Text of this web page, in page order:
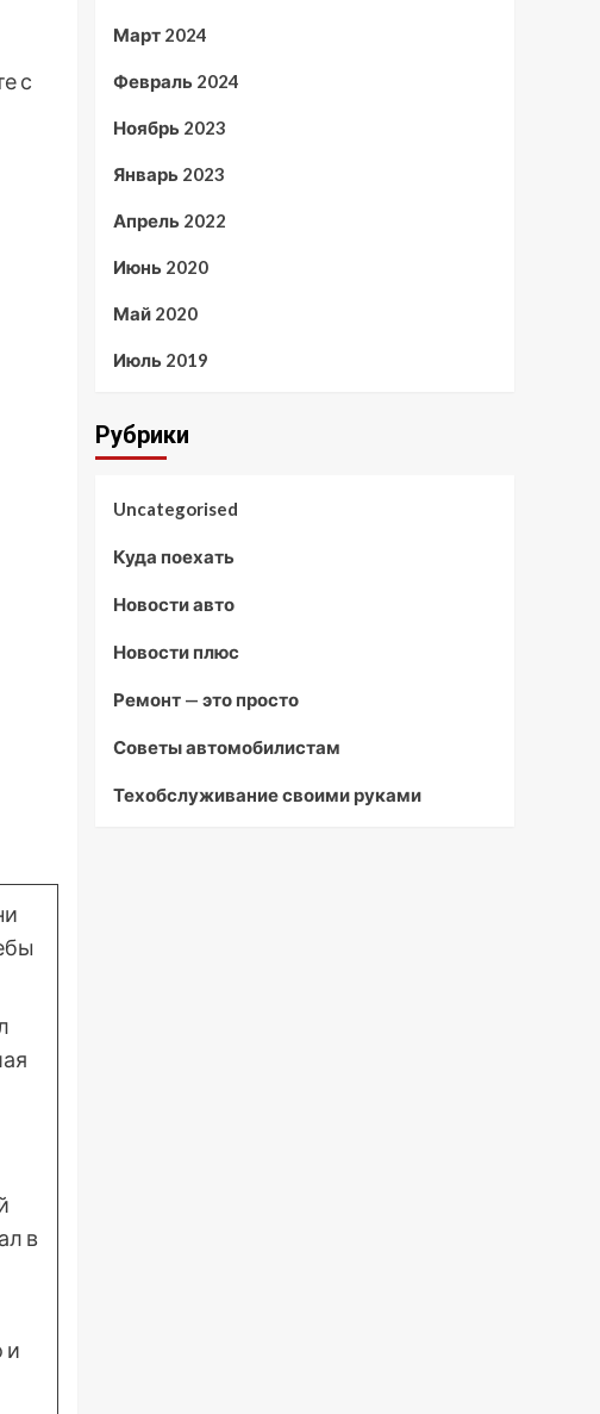
с
в
и
Март 2024
Февраль 2024
Ноябрь 2023
Январь 2023
Апрель 2022
Июнь 2020
Май 2020
Июль 2019
Рубрики
Uncategorised
Куда поехать
Новости авто
Новости плюс
Ремонт — это просто
Советы автомобилистам
Техобслуживание своими руками